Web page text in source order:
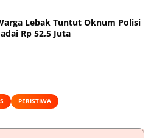
Lebak Tuntut Oknum Polisi
Rp 52,5 Juta
PERISTIWA